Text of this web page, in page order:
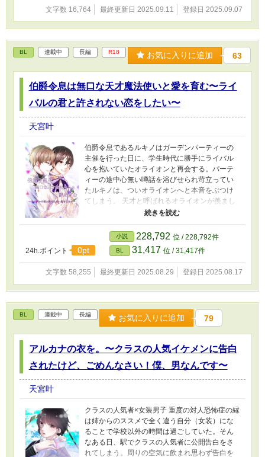
文字数 16,764 最終更新日 2025.09.11 登録日 2025.09.07
BL 連載中 長編 R18 お気に入りに追加 63
伯爵令息は無口な天才魔法使いと愛を育む〜ライ
バルの君と許されない恋をしたい〜
天宮叶
伯爵令息であるルキノはガーデンパーティーの
主催を行った日に、学生時代に勝手にライバル
心を抱いていたオライオンと再会する。パーテ
ィーの途中心無い噂話を浴びせられ苛立ってい
たルキノは、ついオライオンへと本音をぶつけ
てしまう。 天才と呼ばれるオライオンが羨まし
く、なんでも持っていると捻くれたことを考え
ていた。しかしオライオンが幼い頃に病のせい
で耳が聴こえなくなってしまったことを知って
しまう。 彼と関わるうちに助けてあげたいと思
うようになったルキノは、自身の得意な薬草学
の知識を活用し病を治すための特効薬を調合し
ようと試みる。 しかし、ルキノには公爵家の嫡
男であり魔法騎士団団長のエイリークとの婚約
努力家の報われない受け が紡ぐ、努力と涙とす
れ違いを経て成長するファンタジーBL 「結局全
部諦めきれないんです。我儘ですよね」 ※専門
いため間違った表記がある場合があります タイ
トル変更しました
24h.ポイント 0pt
小説 228,792 位 / 228,792件
BL 31,417 位 / 31,417件
文字数 58,255 最終更新日 2025.08.29 登録日 2025.08.17
BL 連載中 長編 お気に入りに追加 79
アルカナの衣を。〜クラスの人気イケメンに告白
されたけど、ごめんなさい！僕、男なんです〜
天宮叶
クラスの人気者×女装男子 重度の対人恐怖症の縁
は姉からのススメで全く違う自分（女装）にな
ることで学校以外の時間は過ごしていた。そん
なある日、駅でクラスの人気者に公開告白をさ
れてしまう。周りの空気に飲まれ思わず告白を